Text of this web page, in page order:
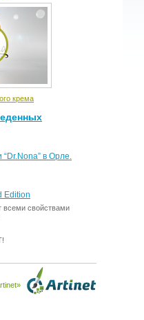
крема
в Орле.
Edition
всеми свойствами